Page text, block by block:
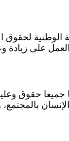
لحقوق
والعمل على
حقوق